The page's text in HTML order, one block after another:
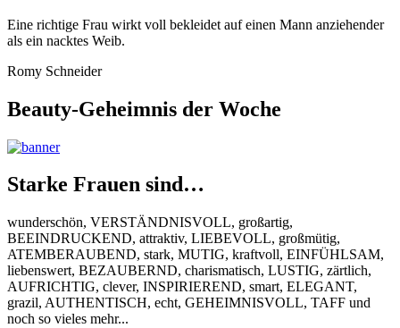
Eine richtige Frau wirkt voll bekleidet auf einen Mann anziehender
als ein nacktes Weib.
Romy Schneider
Beauty-Geheimnis der Woche
Starke Frauen sind…
wunderschön, VERSTÄNDNISVOLL, großartig,
BEEINDRUCKEND, attraktiv, LIEBEVOLL, großmütig,
ATEMBERAUBEND, stark, MUTIG, kraftvoll, EINFÜHLSAM,
liebenswert, BEZAUBERND, charismatisch, LUSTIG, zärtlich,
AUFRICHTIG, clever, INSPIRIEREND, smart, ELEGANT,
grazil, AUTHENTISCH, echt, GEHEIMNISVOLL, TAFF und
noch so vieles mehr...